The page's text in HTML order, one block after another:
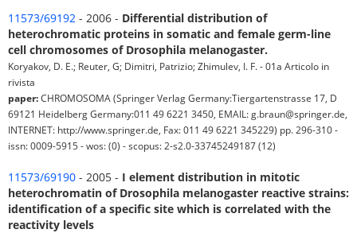
11573/69192 - 2006 - Differential distribution of
heterochromatic proteins in somatic and female germ-line
cell chromosomes of Drosophila melanogaster.
Koryakov, D. E.; Reuter, G; Dimitri, Patrizio; Zhimulev, I. F. - 01a Articolo in
rivista
paper:CHROMOSOMA (Springer Verlag Germany:Tiergartenstrasse 17, D
69121 Heidelberg Germany:011 49 6221 3450, EMAIL: g.braun@springer.de,
INTERNET: http://www.springer.de, Fax: 011 49 6221 345229) pp. 296-310 -
issn: 0009-5915 - wos: (0) - scopus: 2-s2.0-33745249187 (12)
11573/69190 - 2005 - I element distribution in mitotic
heterochromatin of Drosophila melanogaster reactive strains:
identification of a specific site which is correlated with the
reactivity levels